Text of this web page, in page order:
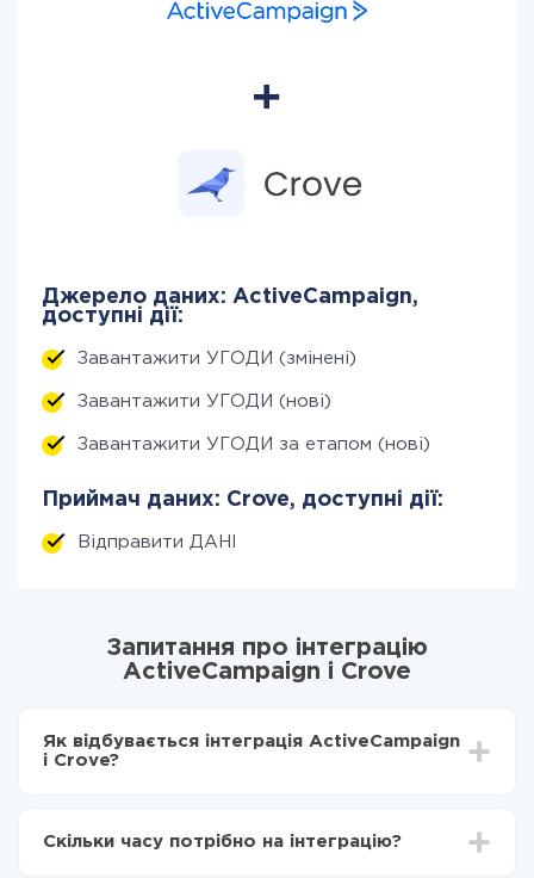
Джерело даних: ActiveCampaign,
доступні дії:
Завантажити УГОДИ (змінені)
Завантажити УГОДИ (нові)
Завантажити УГОДИ за етапом (нові)
Приймач даних: Crove, доступні дії:
Відправити ДАНІ
Запитання про інтеграцію
ActiveCampaign і Crove
Як відбувається інтеграція ActiveCampaign
і Crove?
Вибираєте які дані передавати з ActiveCampaign
Скільки часу потрібно на інтеграцію?